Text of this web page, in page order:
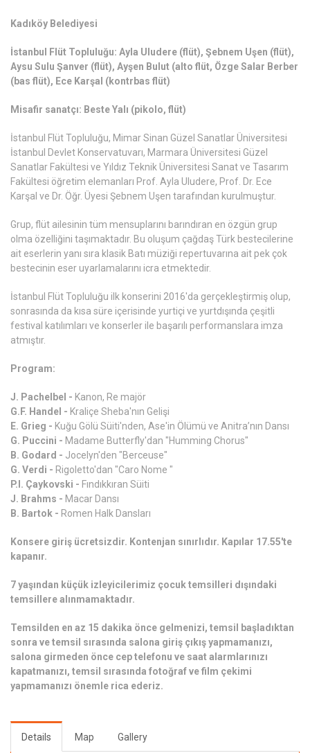
Kadıköy Belediyesi
İstanbul Flüt Topluluğu: Ayla Uludere (flüt), Şebnem Uşen (flüt),
Aysu Sulu Şanver (flüt), Ayşen Bulut (alto flüt, Özge Salar Berber
(bas flüt), Ece Karşal (kontrbas flüt)
Misafir sanatçı: Beste Yalı (pikolo, flüt)
İstanbul Flüt Topluluğu, Mimar Sinan Güzel Sanatlar Üniversitesi
İstanbul Devlet Konservatuvarı, Marmara Üniversitesi Güzel
Sanatlar Fakültesi ve Yıldız Teknik Üniversitesi Sanat ve Tasarım
Fakültesi öğretim elemanları Prof. Ayla Uludere, Prof. Dr. Ece
Karşal ve Dr. Öğr. Üyesi Şebnem Uşen tarafından kurulmuştur.
Grup, flüt ailesinin tüm mensuplarını barındıran en özgün grup
olma özelliğini taşımaktadır. Bu oluşum çağdaş Türk bestecilerine
ait eserlerin yanı sıra klasik Batı müziği repertuvarına ait pek çok
bestecinin eser uyarlamalarını icra etmektedir.
İstanbul Flüt Topluluğu ilk konserini 2016'da gerçekleştirmiş olup,
sonrasında da kısa süre içerisinde yurtiçi ve yurtdışında çeşitli
festival katılımları ve konserler ile başarılı performanslara imza
atmıştır.
Program:
J. Pachelbel - Kanon, Re majör
G.F. Handel - Kraliçe Sheba'nın Gelişi
E. Grieg - Kuğu Gölü Süiti'nden, Ase'in Ölümü ve Anitra’nın Dansı
G. Puccini - Madame Butterfly'dan "Humming Chorus"
B. Godard - Jocelyn'den "Berceuse"
G. Verdi - Rigoletto'dan "Caro Nome "
P.I. Çaykovski - Fındıkkıran Süiti
J. Brahms - Macar Dansı
B. Bartok - Romen Halk Dansları
Konsere giriş ücretsizdir. Kontenjan sınırlıdır. Kapılar 17.55'te
kapanır.
7 yaşından küçük izleyicilerimiz çocuk temsilleri dışındaki
temsillere alınmamaktadır.
Temsilden en az 15 dakika önce gelmenizi, temsil başladıktan
sonra ve temsil sırasında salona giriş çıkış yapmamanızı,
salona girmeden önce cep telefonu ve saat alarmlarınızı
kapatmanızı, temsil sırasında fotoğraf ve film çekimi
yapmamanızı önemle rica ederiz.
Details Map Gallery